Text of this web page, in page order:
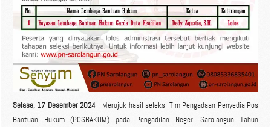
Selasa, 17 Desember 2024 - Merujuk hasil seleksi Tim Pengadaan Penyedia Pos
Bantuan Hukum (POSBAKUM) pada Pengadilan Negeri Sarolangun Tahun